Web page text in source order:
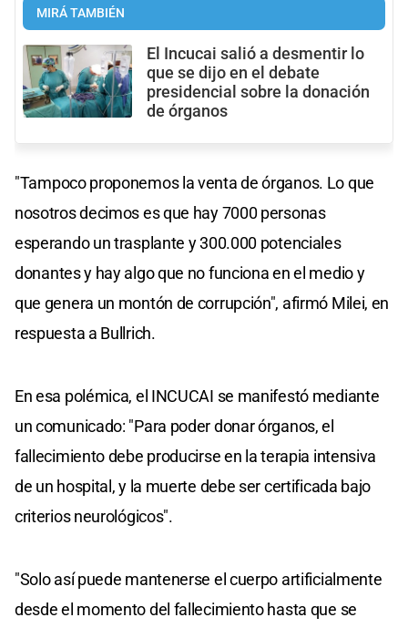
MIRÁ TAMBIÉN
El Incucai salió a desmentir lo
que se dijo en el debate
presidencial sobre la donación
de órganos
"Tampoco proponemos la venta de órganos. Lo que
nosotros decimos es que hay 7000 personas
esperando un trasplante y 300.000 potenciales
donantes y hay algo que no funciona en el medio y
que genera un montón de corrupción", afirmó Milei, en
respuesta a Bullrich.
En esa polémica, el INCUCAI se manifestó mediante
un comunicado: "Para poder donar órganos, el
fallecimiento debe producirse en la terapia intensiva
de un hospital, y la muerte debe ser certificada bajo
criterios neurológicos".
"Solo así puede mantenerse el cuerpo artificialmente
desde el momento del fallecimiento hasta que se